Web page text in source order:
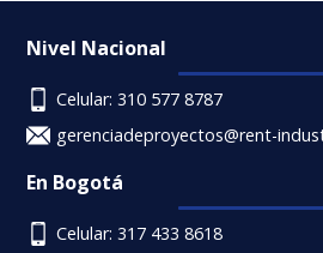
Nivel Nacional
Celular: 310 577 8787
gerenciadeproyectos@rent-
En Bogotá
Celular: 317 433 8618